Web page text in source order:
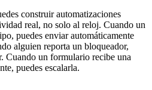
construir automatizaciones
real, no solo al reloj. Cuando un
puedes enviar automáticamente
alguien reporta un bloqueador,
Cuando un formulario recibe una
puedes escalarla.